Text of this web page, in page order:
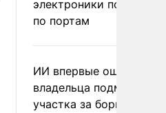
электроники после
по портам
ИИ впервые
владельца
участка за борщевик